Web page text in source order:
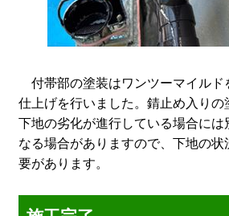
付帯部の塗装はワンツーマイルド
仕上げを行いました。錆止め入りの
下地の劣化が進行している場合には
なる場合がありますので、下地の
要があります。